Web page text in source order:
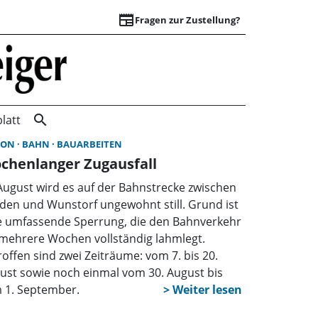
newspaperFragen zur Zustellung?
Startseite |
search
BAHN BAUARBEITEN
Zugausfall
wird es auf der Bahnstrecke zwischen
und Wunstorf ungewohnt still. Grund ist
umfassende Sperrung, die den Bahnverkehr
Wochen vollständig lahmlegt.
sind zwei Zeiträume: vom 7. bis 20.
sowie noch einmal vom 30. August bis
1. September.